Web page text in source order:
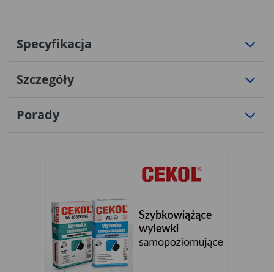
Specyfikacja
Szczegóły
Porady